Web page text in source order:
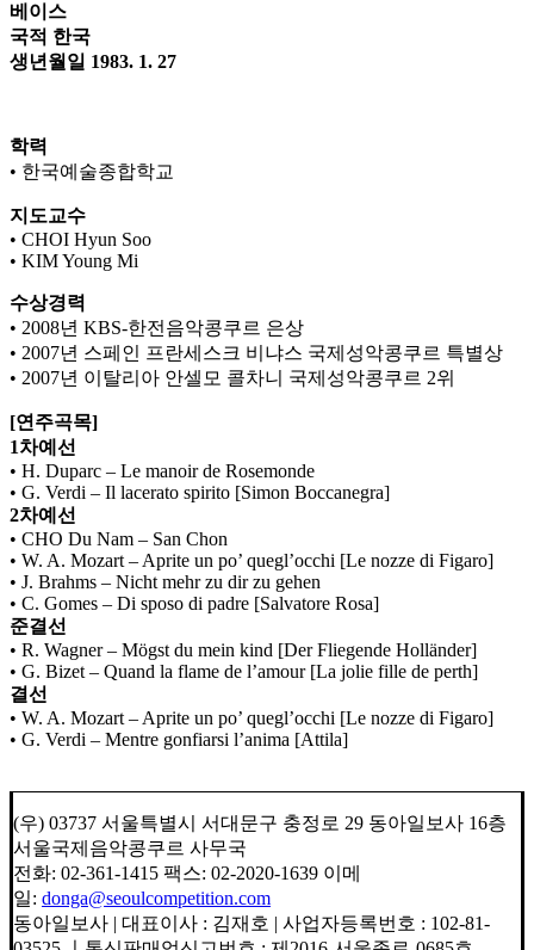
베이스
국적 한국
생년월일 1983. 1. 27
학력
• 한국예술종합학교
지도교수
• CHOI Hyun Soo
• KIM Young Mi
수상경력
• 2008년 KBS-한전음악콩쿠르 은상
• 2007년 스페인 프란세스크 비냐스 국제성악콩쿠르 특별상
• 2007년 이탈리아 안셀모 콜차니 국제성악콩쿠르 2위
[연주곡목]
1차예선
• H. Duparc – Le manoir de Rosemonde
• G. Verdi – Il lacerato spirito [Simon Boccanegra]
2차예선
• CHO Du Nam – San Chon
• W. A. Mozart – Aprite un po’ quegl’occhi [Le nozze di Figaro]
• J. Brahms – Nicht mehr zu dir zu gehen
• C. Gomes – Di sposo di padre [Salvatore Rosa]
준결선
• R. Wagner – Mögst du mein kind [Der Fliegende Holländer]
• G. Bizet – Quand la flame de l’amour [La jolie fille de perth]
결선
• W. A. Mozart – Aprite un po’ quegl’occhi [Le nozze di Figaro]
• G. Verdi – Mentre gonfiarsi l’anima [Attila]
(우) 03737 서울특별시 서대문구 충정로 29 동아일보사 16층
서울국제음악콩쿠르 사무국
전화: 02-361-1415 팩스: 02-2020-1639 이메
일: donga@seoulcompetition.com
동아일보사 | 대표이사 : 김재호 | 사업자등록번호 : 102-81-